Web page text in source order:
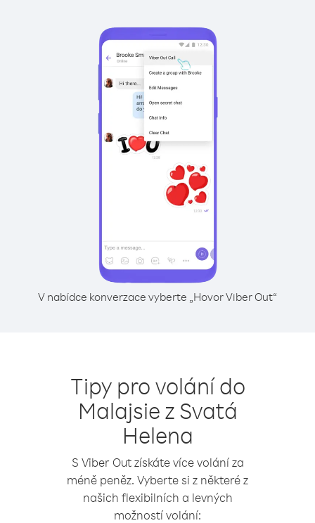
V nabídce konverzace vyberte „Hovor Viber Out“
Tipy pro volání do
Malajsie z Svatá
Helena
S Viber Out získáte více volání za
méně peněz. Vyberte si z některé z
našich flexibilních a levných
možností volání: